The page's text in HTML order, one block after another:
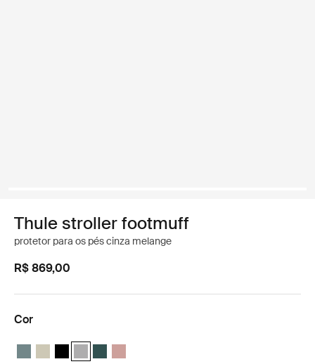
Thule stroller footmuff
protetor para os pés cinza melange
R$ 869,00
Cor
Thule stroller footmuff Azul médio
Thule stroller footmuff Soft Beige
Thule stroller footmuff Preto
Thule stroller footmuff Gray Melange (selected)
Thule stroller footmuff Verde mallard
Thule stroller footmuff Misty Rose